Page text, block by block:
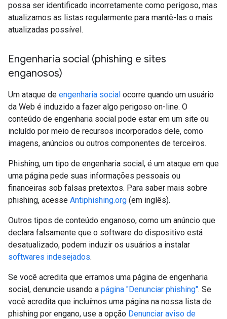
possa ser identificado incorretamente como perigoso, mas
atualizamos as listas regularmente para mantê-las o mais
atualizadas possível.
Engenharia social (phishing e sites
enganosos)
Um ataque de engenharia social ocorre quando um usuário
da Web é induzido a fazer algo perigoso on-line. O
conteúdo de engenharia social pode estar em um site ou
incluído por meio de recursos incorporados dele, como
imagens, anúncios ou outros componentes de terceiros.
Phishing, um tipo de engenharia social, é um ataque em que
uma página pede suas informações pessoais ou
financeiras sob falsas pretextos. Para saber mais sobre
phishing, acesse Antiphishing.org (em inglês).
Outros tipos de conteúdo enganoso, como um anúncio que
declara falsamente que o software do dispositivo está
desatualizado, podem induzir os usuários a instalar
softwares indesejados.
Se você acredita que erramos uma página de engenharia
social, denuncie usando a página "Denunciar phishing". Se
você acredita que incluímos uma página na nossa lista de
phishing por engano, use a opção Denunciar aviso de